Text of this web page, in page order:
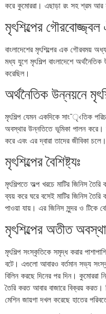
করে কুমোররা। এছাড়া রং সহ শ্রম
মৃৎশিল্পের গৌরবোজ্জ্বল
বাংলাদেশের মৃৎশিল্পের এক গৌরবময়
মধ্য যুগে মৃৎশিল্প বাংলাদেশে
করেছিল।
অর্থনৈতিক উন্নয়নে
মৃৎশিল্প যেমন একদিকে সাং¯ৃ‹তিক
অবস্থার উন্নতিতে ভূমিকা পালন করে।
করে এবং এর দ্বারা তাদের জীবিকা
মৃৎশিল্পের বৈশিষ্ট্যঃ
মৃৎশিল্পতে অল্প খরচে মাটির জিনিস
ব্যয় করে ঘরে বসেই মাটির জিনিস
পাওয়া যায়। এর জিনিস সুন্দর ও টিকে
মৃৎশিল্পের অতীত
মৃৎশিল্প সংস্কৃতিকে সমৃদ্ধ করার
বটে। এগুলো আবারও বর্তমান সভ্য
বিলিন করছে দিনের পর দিন। কুমোররা
তৈরি করত আবার বাজারে বিক্রয়
মেশিন জায়গা দখল করেছে হাতের